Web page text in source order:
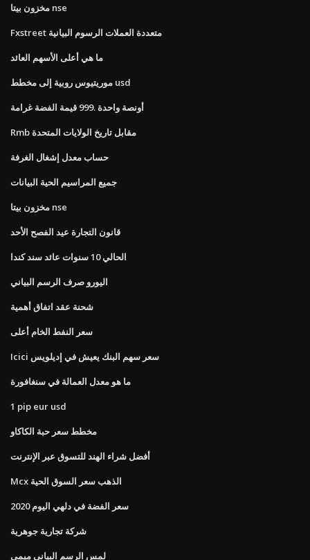
مخزون بيتا nse
Fxstreet متعددة العملات الرسوم البيانية
ما هي أعلى الأسهم العائد
موريتيوس روبية إلى مخطط usd
أونصة واحدة .999 قيمة الفضة غرامة
Rmb مقابل تاريخ الولايات المتحدة
حساب معدل إشغال الغرفة
جميع المراسيم الحية البيانات
مخزون بيتا nse
قانون التجارة عيد الفصح الأحد
الحالي 10 سنوات عائد سند كندا
اليورو صرف الرسم البياني
شحنة عقد اتفاق أهمية
سعر النفط الخام أعلى
Icici سعر سهم البنك يعيش في إديلويس
ما هو معدل العمالة في سنغافورة
1 pip eur usd
مخطط سعر حبة الكاكاو
أفضل شراء الهند للتسوق عبر الإنترنت
Mcx الذهب سعر السوق الحية
سعر الفضة في دلهي اليوم 2020
شركة تجارية جوهرية
لمس الرسم البياني ميمي